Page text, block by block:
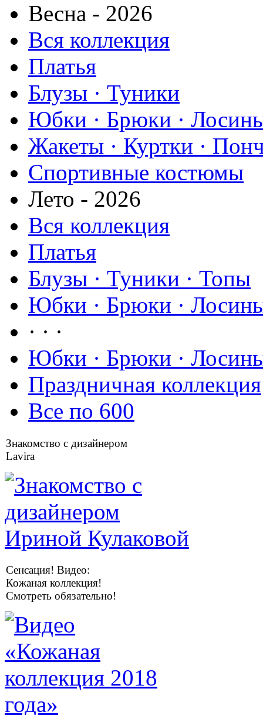
Весна - 2026
Вся коллекция
Платья
Блузы · Туники
Юбки · Брюки ·
Жакеты · Куртки ·
Спортивные костюмы
Лето - 2026
Вся коллекция
Платья
Блузы · Туники · Топы
Юбки · Брюки ·
· · ·
Юбки · Брюки ·
Праздничная коллекция
Все по 600
Знакомство с дизайнером
Lavira
Сенсация! Видео:
Кожаная коллекция!
Смотреть обязательно!